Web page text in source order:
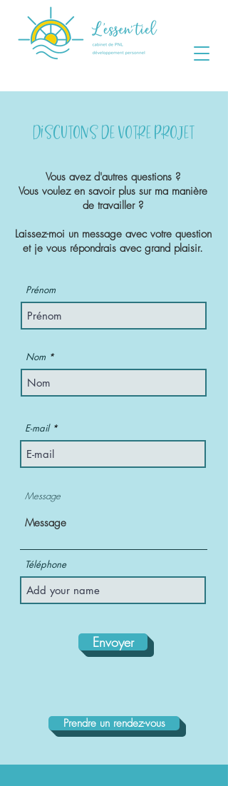
Discutons de votre projet
Vous avez d'autres questions ?
Vous voulez en savoir plus sur ma manière
de travailler ?
Laissez-moi un message avec votre question
et je vous répondrais avec grand plaisir.
Prénom
Nom
E-mail
Message
Téléphone
Envoyer
Prendre un rendez-vous